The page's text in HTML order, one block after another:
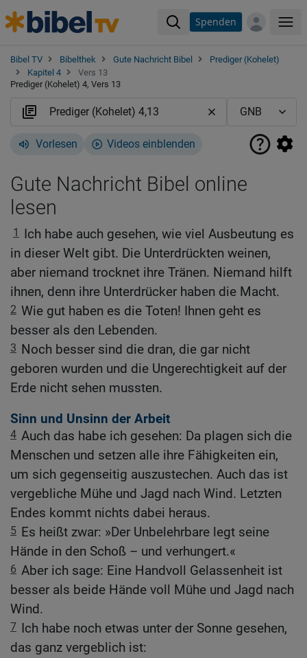
Spenden
Bibel TV Bibelthek Gute Nachricht Bibel
Prediger (Kohelet)
Kapitel 4
Vers 13
Prediger (Kohelet) 4, Vers 13
Vorlesen Videos einblenden
Gute Nachricht Bibel online
lesen
1 Ich habe auch gesehen, wie viel Ausbeutung es
in dieser Welt gibt. Die Unterdrückten weinen,
aber niemand trocknet ihre Tränen. Niemand hilft
ihnen, denn ihre Unterdrücker haben die Macht.
2 Wie gut haben es die Toten! Ihnen geht es
besser als den Lebenden.
3 Noch besser sind die dran, die gar nicht
geboren wurden und die Ungerechtigkeit auf der
Erde nicht sehen mussten.
Sinn und Unsinn der Arbeit
4 Auch das habe ich gesehen: Da plagen sich die
Menschen und setzen alle ihre Fähigkeiten ein,
um sich gegenseitig auszustechen. Auch das ist
vergebliche Mühe und Jagd nach Wind. Letzten
Endes kommt nichts dabei heraus.
5 Es heißt zwar: »Der Unbelehrbare legt seine
Hände in den Schoß – und verhungert.«
6 Aber ich sage: Eine Handvoll Gelassenheit ist
besser als beide Hände voll Mühe und Jagd nach
Wind.
7 Ich habe noch etwas unter der Sonne gesehen,
das ganz vergeblich ist: